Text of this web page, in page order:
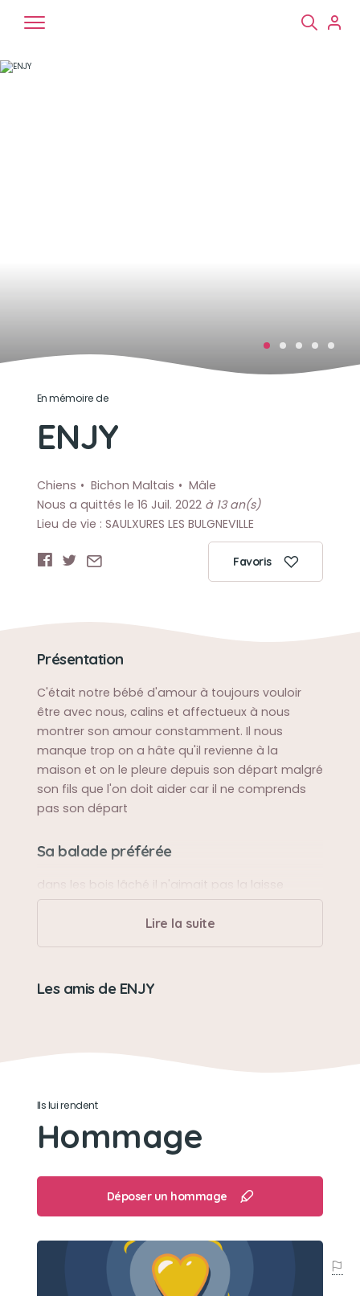
En mémoire de
ENJY
Chiens Bichon Maltais
Mâle
Nous a quittés le 16 Juil. 2022 à 13 an(s)
Lieu de vie : SAULXURES LES BULGNEVILLE
Favoris
Présentation
C'était notre bébé d'amour à toujours vouloir
être avec nous, calins et affectueux à nous
montrer son amour constamment. Il nous
manque trop on a hâte qu'il revienne à la
maison et on le pleure depuis son départ malgré
son fils que l'on doit aider car il ne comprends
pas son départ
Sa balade préférée
dans les bois lâché il n'aimait pas la laisse
Sa bêtise préférée
dans l'herbe parfois pas au bon endroit
têtu mais ne voulait que notre présence
Son jouet préféré
une petite peluche
Son loisir préféré
joué avec son fils ou son couicoui
Lire la suite
Les amis de ENJY
Ils lui rendent
Hommage
Déposer un hommage